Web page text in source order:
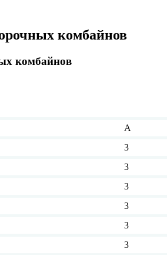
комбайнов
комбайнов
А
3
3
3
3
3
3